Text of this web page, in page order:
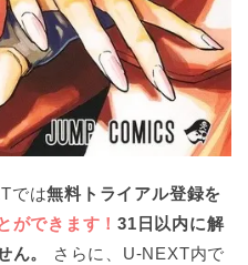
では無料トライアル登録を
ができます！31日以内に解
ん。
さらに、U-NEXT内で